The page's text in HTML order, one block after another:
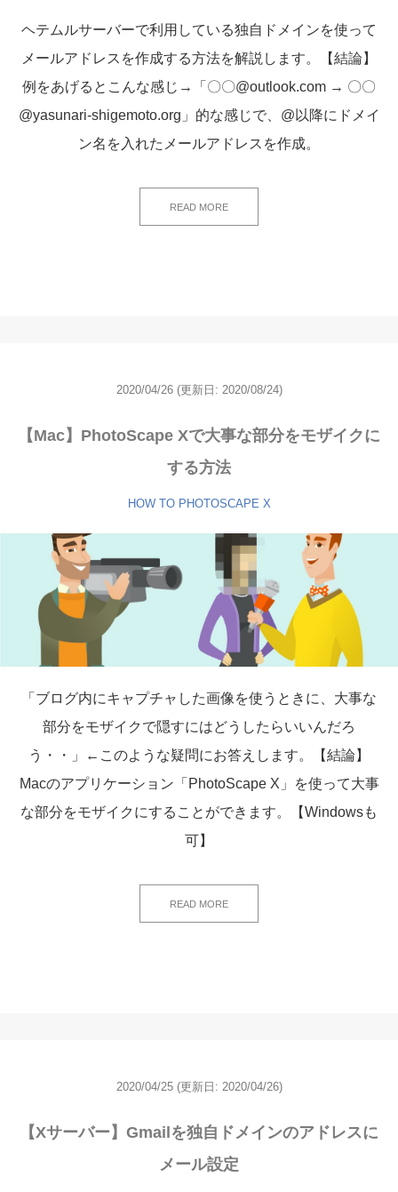
ヘテムルサーバーで利用している独自ドメインを使って
メールアドレスを作成する方法を解説します。【結論】
例をあげるとこんな感じ→「〇〇@outlook.com → 〇〇
@yasunari-shigemoto.org」的な感じで、@以降にドメイ
ン名を入れたメールアドレスを作成。
READ MORE
2020/04/26 (更新日: 2020/08/24)
【Mac】PhotoScape Xで大事な部分をモザイクに
する方法
HOW TO PHOTOSCAPE X
「ブログ内にキャプチャした画像を使うときに、大事な
部分をモザイクで隠すにはどうしたらいいんだろ
う・・」←このような疑問にお答えします。【結論】
Macのアプリケーション「PhotoScape X」を使って大事
な部分をモザイクにすることができます。【Windowsも
可】
READ MORE
2020/04/25 (更新日: 2020/04/26)
【Xサーバー】Gmailを独自ドメインのアドレスに
メール設定